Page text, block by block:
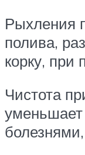
Рыхления
полива,
корку, при
Чистота
уменьшает